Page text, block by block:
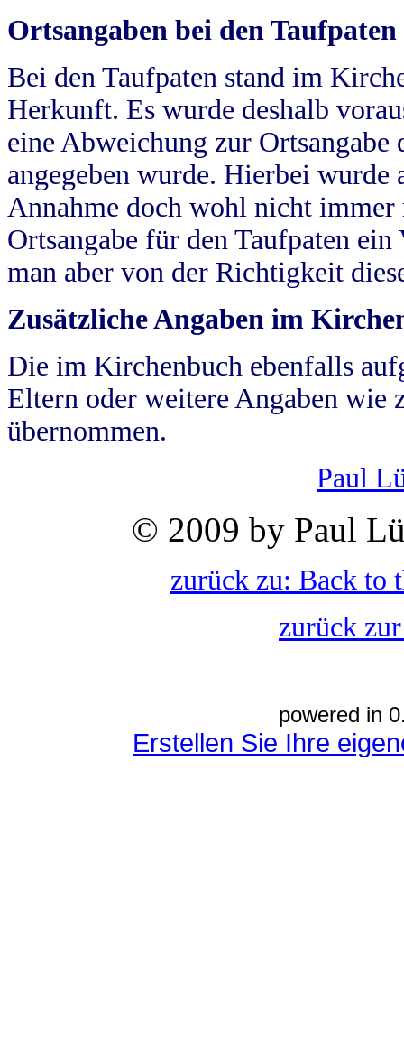
Ortsangaben bei den Taufpaten
Bei den Taufpaten stand im
Herkunft. Es wurde deshalb
eine Abweichung zur
angegeben wurde. Hierbei wurde
Annahme doch wohl nicht
Ortsangabe für den Taufpaten
man aber von der Richtigkeit
Zusätzliche Angaben im
Die im Kirchenbuch ebenfalls
Eltern oder weitere Angaben wie
übernommen.
Paul
© 2009 by Paul
zurück zu: Back to
zurück
powered in
Erstellen Sie Ihre